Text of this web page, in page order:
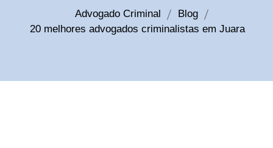
Advogado Criminal
Blog
20 melhores advogados criminalistas em Juara